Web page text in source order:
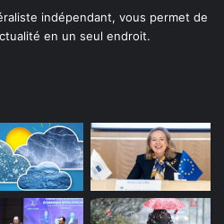
indépendant, vous permet de
en un seul endroit.